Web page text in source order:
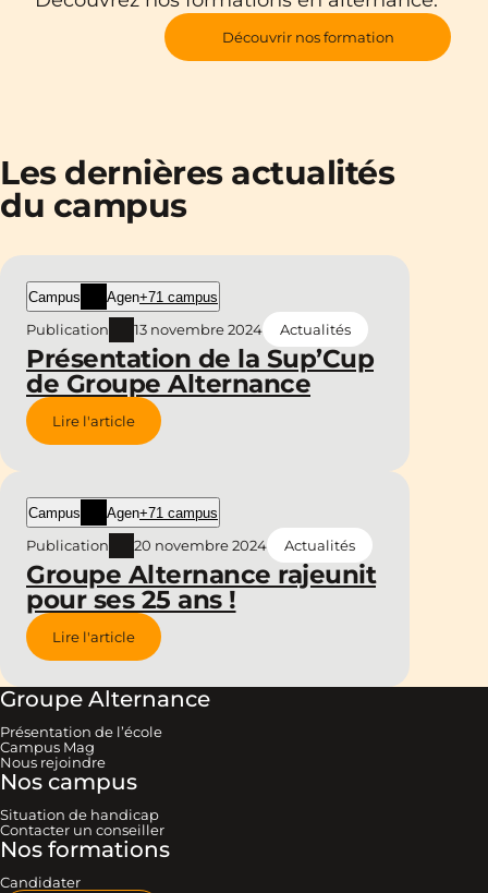
Découvrir nos formation
Les dernières actualités
du campus
Présentation de la Sup’Cup
de Groupe Alternance
Campus Agen+71 campus
Publication 13 novembre 2024 Actualités
Lire l'article
Groupe Alternance rajeunit
pour ses 25 ans !
Campus Agen+71 campus
Publication 20 novembre 2024 Actualités
Lire l'article
Groupe Alternance
Présentation de l’école
Campus Mag
Nous rejoindre
Nos campus
Situation de handicap
Contacter un conseiller
Nos formations
Candidater